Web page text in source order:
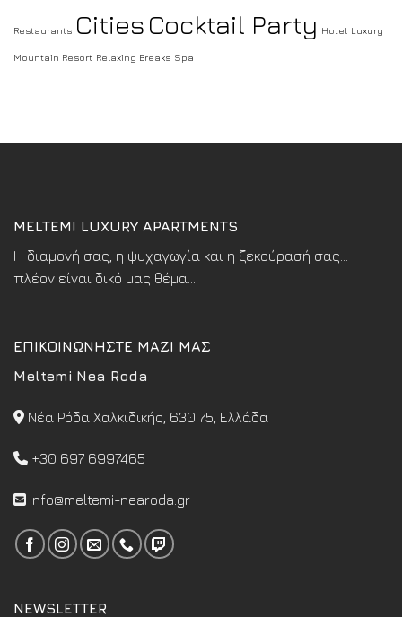
Restaurants Cities Cocktail Party Hotel Luxury
Mountain Resort Relaxing Breaks Spa
MELTEMI LUXURY APARTMENTS
Η διαμονή σας, η ψυχαγωγία και η ξεκούρασή σας...
πλέον είναι δικό μας θέμα...
ΕΠΙΚΟΙΝΩΝΗΣΤΕ ΜΑΖΙ ΜΑΣ
Meltemi Nea Roda
Νέα Ρόδα Χαλκιδικής, 630 75, Ελλάδα
+30 697 6997465
info@meltemi-nearoda.gr
NEWSLETTER